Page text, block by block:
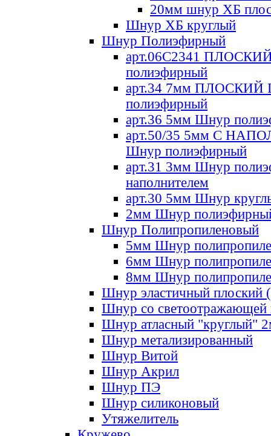
20мм шнур ХБ
Шнур ХБ круглый
Шнур Полиэфирный
арт.06С2341
полиэфирный
арт.34 7мм ПЛОСКИЙ
полиэфирный
арт.36 5мм Шнур
арт.50/35 5мм С
Шнур полиэфирный
арт.31 3мм Шнур
наполнителем
арт.30 5мм Шнур
2мм Шнур
Шнур Полипропиленовый
5мм Шнур
6мм Шнур
8мм Шнур
Шнур эластичный плоский
Шнур со светоотражающей
Шнур атласный "круглый"
Шнур метализированный
Шнур Витой
Шнур Акрил
Шнур ПЭ
Шнур силиконовый
Утяжелитель